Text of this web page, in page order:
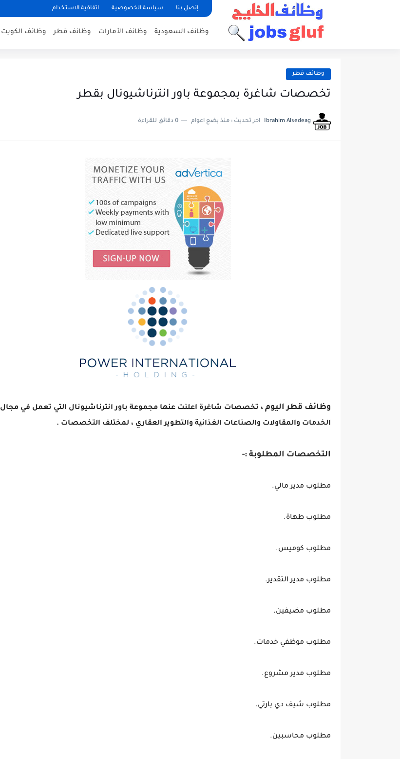
إتصل بنا سياسة الخصوصية اتفاقية الاستخدام
وظائف السعودية وظائف الأمارات وظائف قطر وظائف الكويت
وظائف قطر
تخصصات شاغرة بمجموعة باور انترناشيونال بقطر
Ibrahim Alsedeag اخر تحديث : منذ بضع اعوام 0 دقائق للقراءة
وظائف قطر اليوم ، تخصصات شاغرة اعلنت عنها مجموعة باور انترناشيونال التي تعمل في مجال
الخدمات والمقاولات والصناعات الغذائية والتطوير العقاري ، لمختلف التخصصات .
التخصصات المطلوبة :-
مطلوب مدير مالي.
مطلوب طهاة.
مطلوب كوميس.
مطلوب مدير التقدير.
مطلوب مضيفين.
مطلوب موظفي خدمات.
مطلوب مدير مشروع.
مطلوب شيف دي بارتي.
مطلوب محاسبين.